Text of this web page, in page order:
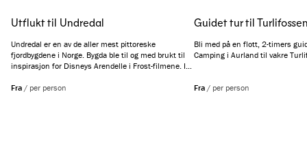
Utflukt til Undredal
Undredal er en av de aller mest pittoreske
fjordbygdene i Norge. Bygda ble til og med brukt til
inspirasjon for Disneys Arendelle i Frost-filmene. I
geitosten sin. Opplev Undredal på en av våre 3-
Fra / per person
Guidet tur til
Bli med på en flott, 2-timers
Camping i Aurland til vakre
Fra / per person